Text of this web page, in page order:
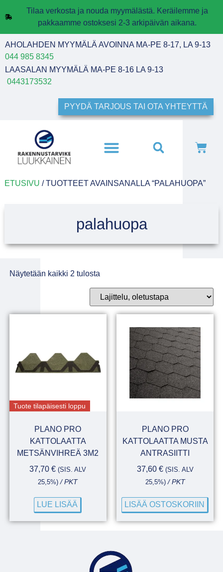
Tilaa verkosta ja nouda myymälästä. Keräilemme ja
pakkaamme ostoksesi 2-3 arkipäivän aikana.
AHOLAHDEN MYYMÄLÄ AVOINNA MA-PE 8-17, LA 9-13
044 985 8345
LAASALAN MYYMÄLÄ MA-PE 8-16 LA 9-13
0443173532
PYYDÄ TARJOUS TAI OTA YHTEYTTÄ
ETUSIVU / TUOTTEET AVAINSANALLA “PALAHUOPA”
palahuopa
Näytetään kaikki 2 tulosta
Tuote tilapäisesti loppu
PLANO PRO
KATTOLAATTA
METSÄNVIHREÄ 3M2
37,70€ (SIS. ALV
25,5%) / PKT
LUE LISÄÄ
PLANO PRO
KATTOLAATTA MUSTA
ANTRASIITTI
37,60 € (SIS. ALV
25,5%)/ PKT
LISÄÄ OSTOSKORIIN